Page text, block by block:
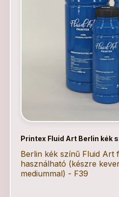
Printex Fluid Art Berlin kék
Berlin kék színű Fluid Art
használható (készre
mediummal) - F39